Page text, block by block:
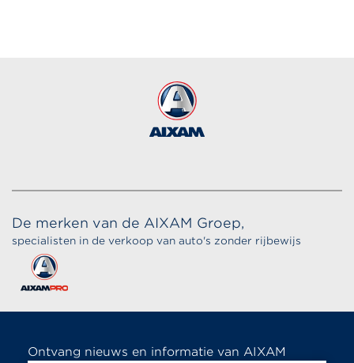
De merken van de AIXAM Groep,
specialisten in de verkoop van auto's zonder rijbewijs
Ontvang nieuws en informatie van AIXAM